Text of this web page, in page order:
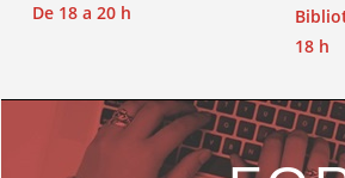
De 18 a 20 h
18 h